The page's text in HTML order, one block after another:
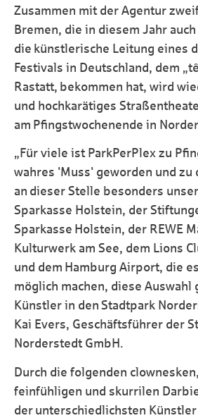
Zusammen mit der Agentur
Bremen, die in diesem Jahr
die künstlerische Leitung eines
Festivals in Deutschland, dem
Rastatt, bekommen hat, wird
und hochkarätiges
am Pfingstwochenende in
„Für viele ist ParkPerPlex zu
wahres 'Muss' geworden und zu
an dieser Stelle besonders
Sparkasse Holstein, der
Sparkasse Holstein, der REWE
Kulturwerk am See, dem Lions
und dem Hamburg Airport, die
möglich machen, diese Auswahl
Künstler in den Stadtpark
Kai Evers, Geschäftsführer der
Norderstedt GmbH.
Durch die folgenden
feinfühligen und skurrilen
der unterschiedlichsten